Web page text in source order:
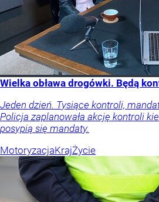
Wielka obława drogówki. Będą
Jeden dzień. Tysiące kontroli,
Policja zaplanowała akcję kontroli
posypią się mandaty.
MotoryzacjaKrajŻycie